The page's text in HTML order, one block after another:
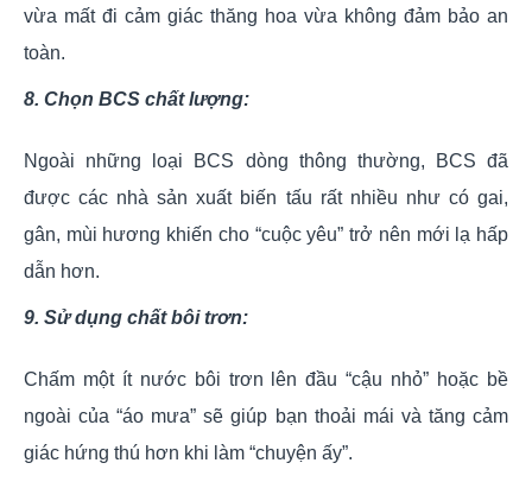
vừa mất đi cảm giác thăng hoa vừa không đảm bảo an
toàn.
8. Chọn BCS chất lượng:
Ngoài những loại BCS dòng thông thường, BCS đã
được các nhà sản xuất biến tấu rất nhiều như có gai,
gân, mùi hương khiến cho “cuộc yêu” trở nên mới lạ hấp
dẫn hơn.
9. Sử dụng chất bôi trơn:
Chấm một ít nước bôi trơn lên đầu “cậu nhỏ” hoặc bề
ngoài của “áo mưa” sẽ giúp bạn thoải mái và tăng cảm
giác hứng thú hơn khi làm “chuyện ấy”.